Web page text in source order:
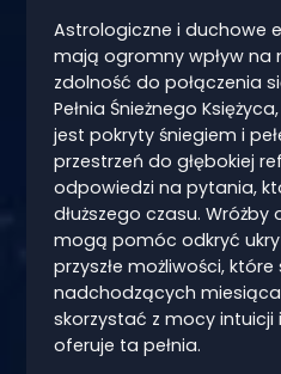
Astrologiczne i duchowe
mają ogromny wpływ na
zdolność do połączenia
Pełnia Śnieżnego
jest pokryty śniegiem i
przestrzeń do głębokiej
odpowiedzi na pytania,
dłuższego czasu.
mogą pomóc odkryć
przyszłe możliwości,
nadchodzących
skorzystać z mocy intuicji
oferuje ta pełnia.